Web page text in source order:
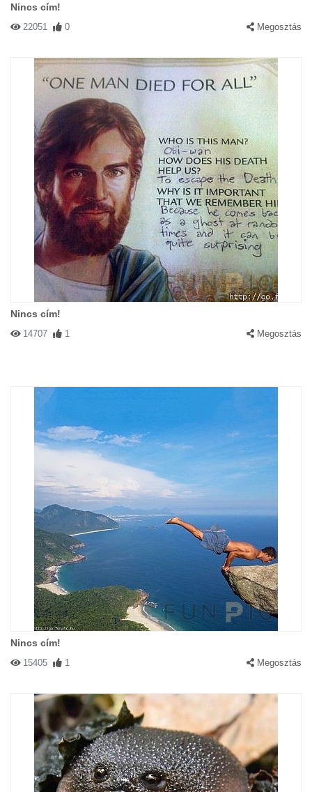
Nincs cím!
22051 0 Megosztás
Nincs cím!
14707 1 Megosztás
Nincs cím!
15405 1 Megosztás